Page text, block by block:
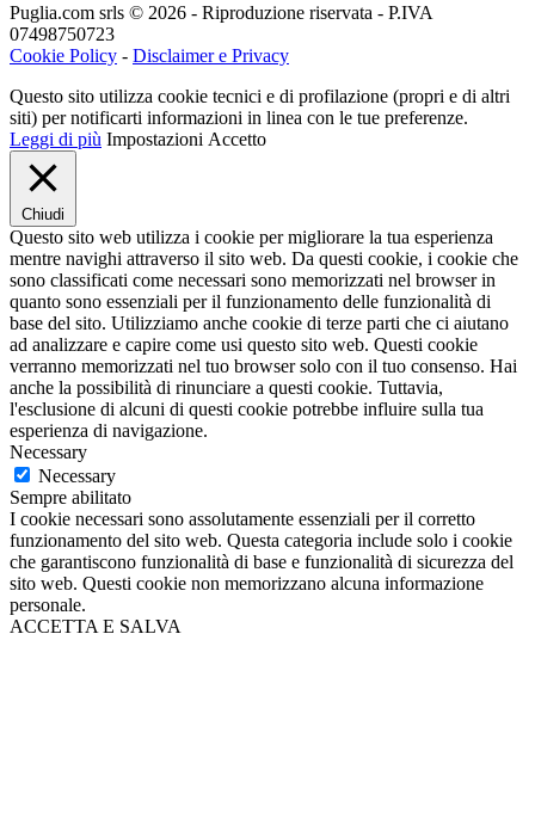
Puglia.com srls © 2026 - Riproduzione riservata - P.IVA
07498750723
Cookie Policy - Disclaimer e Privacy
Questo sito utilizza cookie tecnici e di profilazione (propri e di altri
siti) per notificarti informazioni in linea con le tue preferenze.
Leggi di più Impostazioni Accetto
Chiudi
Questo sito web utilizza i cookie per migliorare la tua esperienza
mentre navighi attraverso il sito web. Da questi cookie, i cookie che
sono classificati come necessari sono memorizzati nel browser in
quanto sono essenziali per il funzionamento delle funzionalità di
base del sito. Utilizziamo anche cookie di terze parti che ci aiutano
ad analizzare e capire come usi questo sito web. Questi cookie
verranno memorizzati nel tuo browser solo con il tuo consenso. Hai
anche la possibilità di rinunciare a questi cookie. Tuttavia,
l'esclusione di alcuni di questi cookie potrebbe influire sulla tua
esperienza di navigazione.
Necessary
Necessary
Sempre abilitato
I cookie necessari sono assolutamente essenziali per il corretto
funzionamento del sito web. Questa categoria include solo i cookie
che garantiscono funzionalità di base e funzionalità di sicurezza del
sito web. Questi cookie non memorizzano alcuna informazione
personale.
ACCETTA E SALVA